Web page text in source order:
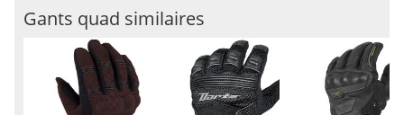
Gants quad similaires